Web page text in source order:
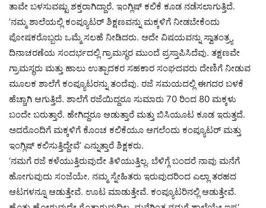
ತಾವೇ ಬಳಸುವಷ್ಟು ಶಕ್ತರಾಗಿದ್ದಾರೆ. ಇಂಗ್ಲಿಷ್‌ ಕಲಿಕೆ ಕೂಡ ನಡೆಸಲಾಗುತ್ತಿದೆ.
‘ನಮ್ಮ ಶಾಲೆಯಲ್ಲಿ ಕಂಪ್ಯೂಟರ್‌ ಶಿಕ್ಷಣವನ್ನು ಮಕ್ಕಳಿಗೆ ನೀಡಬೇಕೆಂದು
ಪೋಷಕರೊಬ್ಬರು ಒಮ್ಮೆ ಸಲಹೆ ನೀಡಿದರು. ಅದೇ ವಿಷಯವನ್ನು ಸ್ವಾತಂತ್ರ್ಯ
ದಿನಾಚರಣೆಯ ಸಂದರ್ಭದಲ್ಲಿ ಗ್ರಾಮಸ್ಥರ ಮುಂದೆ ಪ್ರಸ್ತಾಪಿಸಿದೆವು. ತಕ್ಷಣವೇ
ಗ್ರಾಮಸ್ಥರು ಮತ್ತು ಹಾಲು ಉತ್ಪಾದಕರ ಸಹಕಾರ ಸಂಘದವರು ದೇಣಿಗೆ ನೀಡುವ
ಮೂಲಕ ಶಾಲೆಗೆ ಕಂಪ್ಯೂಟರನ್ನು ತಂದೆವು. ರಜೆ ಸಮಯದಲ್ಲಿ ಈಗದರ ಬಳಕೆ
ಹೆಚ್ಚಾಗಿ ಆಗುತ್ತಿದೆ. ಶಾಲೆಗೆ ರಜೆಯಿದ್ದರೂ ಸುಮಾರು 70 ರಿಂದ 80 ಮಕ್ಕಳು
ಬಂದೇ ಬರುತ್ತಾರೆ. ಹೇಗಿದ್ದರೂ ಆಡುತ್ತಾರೆ ಮತ್ತು ಬಿಸಿಯೂಟ ಕೂಡ ಇರುತ್ತದೆ.
ಅದರೊಂದಿಗೆ ಮಕ್ಕಳಿಗೆ ಕೊಂಚ ಕಲಿಕೆಯೂ ಆಗಲೆಂದು ಕಂಪ್ಯೂಟರ್‌ ಮತ್ತು
ಇಂಗ್ಲಿಷ್‌ ಕಲಿಸುತ್ತಿದ್ದೇವೆ’ ಎನ್ನುತ್ತಾರೆ ಶಿಕ್ಷಕರು.
‘ನಮಗೆ ರಜೆ ಕಳೆಯುತ್ತಿರುವುದೇ ತಿಳಿಯುತ್ತಿಲ್ಲ. ಬೆಳಿಗ್ಗೆ ಬಂದರೆ ನಾವು ಮನೆಗೆ
ಹೋಗುವುದು ಸಂಜೆಯೇ. ನಮ್ಮ ಸ್ನೇಹಿತರು ಇರುವುದರಿಂದ ಎಲ್ಲಾ ತರಹದ
ಆಟಗಳನ್ನೂ ಆಡುತ್ತೇವೆ. ಊಟ ಮಾಡುತ್ತೇವೆ. ಕಂಪ್ಯೂಟರಿನಲ್ಲಿ ಆಡುತ್ತೇವೆ.